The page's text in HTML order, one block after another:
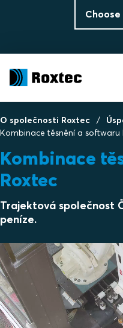
O společnosti Roxtec
Kombinace těsnění a softwaru
Kombinace
Roxtec
Trajektová společnost
peníze.